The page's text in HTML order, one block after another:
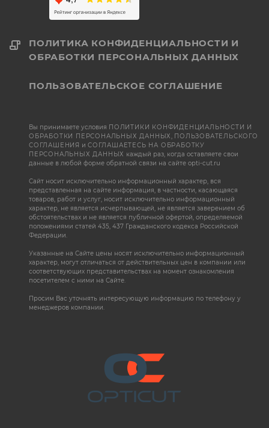
ПОЛИТИКА КОНФИДЕНЦИАЛЬНОСТИ И
ОБРАБОТКИ ПЕРСОНАЛЬНЫХ ДАННЫХ
ПОЛЬЗОВАТЕЛЬСКОЕ СОГЛАШЕНИЕ
Вы принимаете условия ПОЛИТИКИ КОНФИДЕНЦИАЛЬНОСТИ И
ОБРАБОТКИ ПЕРСОНАЛЬНЫХ ДАННЫХ, ПОЛЬЗОВАТЕЛЬСКОГО
СОГЛАШЕНИЯ иСОГЛАШАЕТЕСЬ НА ОБРАБОТКУ
ПЕРСОНАЛЬНЫХ ДАННЫХ каждый раз, когда оставляете свои
данные в любой форме обратной связи на сайте opti-cut.ru
Сайт носит исключительно информационный характер, вся
представленная на сайте информация, в частности, касающаяся
товаров, работ и услуг, носит исключительно информационный
характер, не является исчерпывающей, не является заверением об
обстоятельствах и не является публичной офертой, определяемой
положениями статей 435, 437 Гражданского кодекса Российской
Федерации.
Указанные на Сайте цены носят исключительно информационный
характер, могут отличаться от действительных цен в компании или
соответствующих представительствах на момент ознакомления
посетителем с ними на Сайте.
Просим Вас уточнять интересующую информацию по телефону у
менеджеров компании.